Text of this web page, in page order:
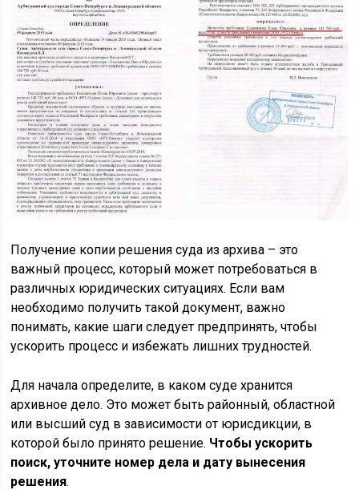
Получение копии решения суда из архива – это
важный процесс, который может потребоваться в
различных юридических ситуациях. Если вам
необходимо получить такой документ, важно
понимать, какие шаги следует предпринять, чтобы
ускорить процесс и избежать лишних трудностей.
Для начала определите, в каком суде хранится
архивное дело. Это может быть районный, областной
или высший суд в зависимости от юрисдикции, в
которой было принято решение. Чтобы ускорить
поиск, уточните номер дела и дату вынесения
решения.